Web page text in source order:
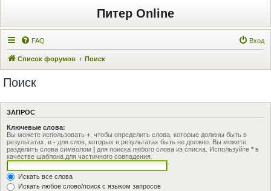
Питер Online
FAQ Вход
Список форумов Поиск
Поиск
ЗАПРОС
Ключевые слова:
Вы можете использовать + , чтобы определить слова, которые должны быть в
результатах, и - для слов, которых в результатах быть не должно. Вы можете
разделить слова символом | для поиска любого слова из списка. Используйте * в
качестве шаблона для частичного совпадения.
Искать все слова
Искать любое слово/поиск с языком запросов